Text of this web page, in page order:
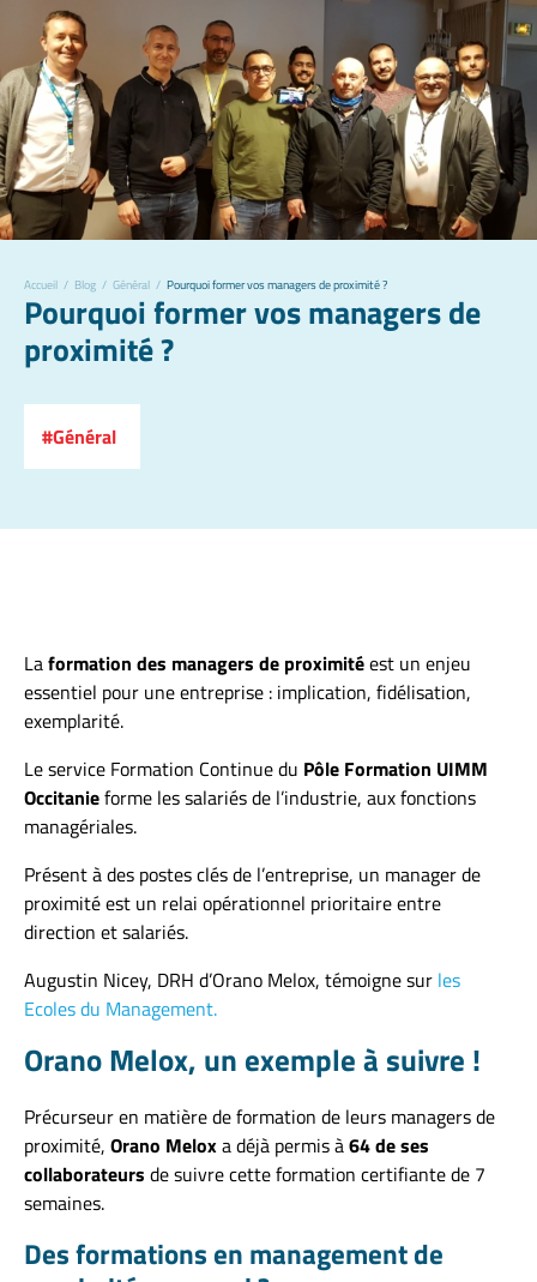
Accueil / Blog / Général / Pourquoi former vos managers de proximité ?
Pourquoi former vos managers de
proximité ?
Général
Laformation des managers de proximitéest un enjeu
essentiel pour une entreprise : implication, fidélisation,
exemplarité.
Le service Formation Continue du Pôle Formation UIMM
Occitanieforme les salariés de l’industrie, aux fonctions
managériales.
Présent à des postes clés de l’entreprise, un manager de
proximité est un relai opérationnel prioritaire entre
direction et salariés.
Augustin Nicey, DRH d’Orano Melox, témoigne sur les
Ecoles du Management.
Orano Melox, un exemple à suivre !
Précurseur en matière de formation de leurs managers de
proximité, Orano Meloxa déjà permis à64 de ses
collaborateurs de suivre cette formation certifiante de 7
semaines.
Des formations en management de